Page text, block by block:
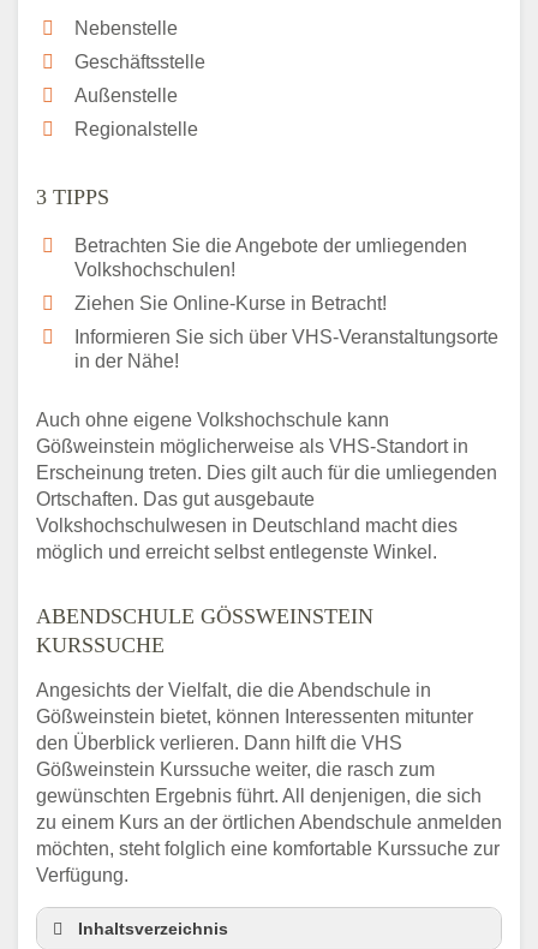
Nebenstelle
Geschäftsstelle
Außenstelle
Regionalstelle
3 TIPPS
Betrachten Sie die Angebote der umliegenden
Volkshochschulen!
Ziehen Sie Online-Kurse in Betracht!
Informieren Sie sich über VHS-Veranstaltungsorte
in der Nähe!
Auch ohne eigene Volkshochschule kann
Gößweinstein möglicherweise als VHS-Standort in
Erscheinung treten. Dies gilt auch für die umliegenden
Ortschaften. Das gut ausgebaute
Volkshochschulwesen in Deutschland macht dies
möglich und erreicht selbst entlegenste Winkel.
ABENDSCHULE GÖSSWEINSTEIN K
URSSUCHE
Angesichts der Vielfalt, die die Abendschule in
Gößweinstein bietet, können Interessenten mitunter
den Überblick verlieren. Dann hilft die VHS
Gößweinstein Kurssuche weiter, die rasch zum
gewünschten Ergebnis führt. All denjenigen, die sich
zu einem Kurs an der örtlichen Abendschule anmelden
möchten, steht folglich eine komfortable Kurssuche zur
Verfügung.
Inhaltsverzeichnis